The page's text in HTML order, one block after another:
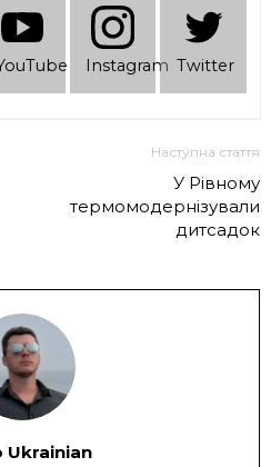
Instagram Twitter
Наступна стаття
У Рівному
термомодернізували
дитсадок
Ukrainian